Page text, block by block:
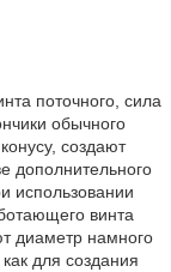
поточного, сила
обычного
создают
дополнительного
использовании
винта
диаметр намного
для создания